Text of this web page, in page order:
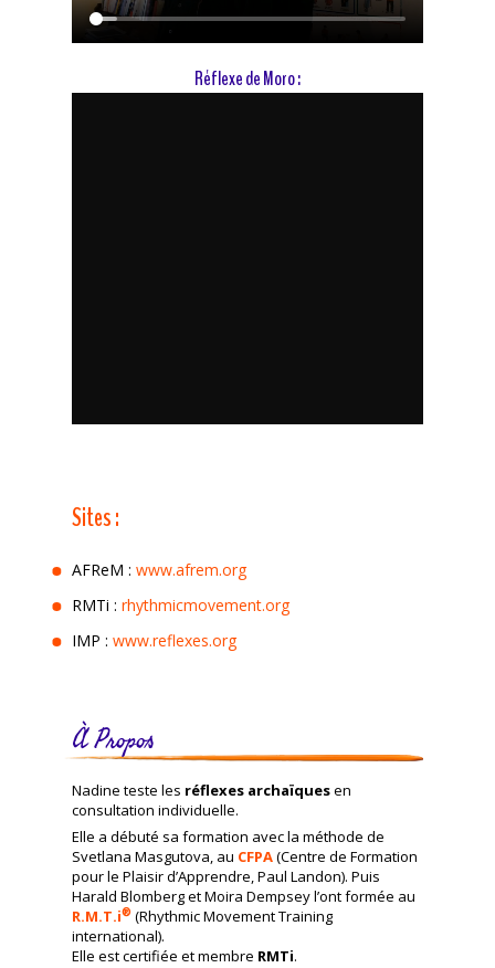
Réflexe de Moro :
Sites :
AFReM : www.afrem.org
RMTi : rhythmicmovement.org
IMP : www.reflexes.org
À Propos
Nadine teste les réflexes archaïquesen
consultation individuelle.
Elle a débuté sa formation avec la méthode de
Svetlana Masgutova, au CFPA(Centre de Formation
pour le Plaisir d’Apprendre, Paul Landon). Puis
Harald Blomberg et Moira Dempsey l’ont formée au
R.M.T.i®(Rhythmic Movement Training
international).
Elle est certifiée et membre RMTi.